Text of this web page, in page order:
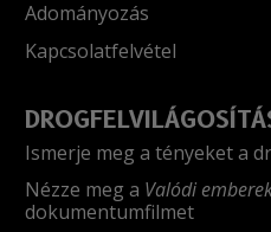
Adományozás
Kapcsolatfelvétel
Ismerje meg a tényeket a
Nézze meg a Valódi
dokumentumfilmet